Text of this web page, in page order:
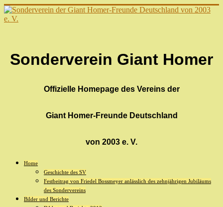
Sonderverein Giant Homer
Offizielle Homepage des Vereins der
Giant Homer-Freunde Deutschland
von 2003 e. V.
Home
Geschichte des SV
Festbeitrag von Friedel Bossmeyer anlässlich des zehnjährigen Jubiläums
des Sondervereins
Bilder und Berichte